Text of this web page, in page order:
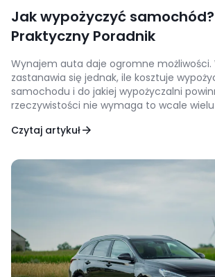
Jak wypożyczyć
Praktyczny Poradnik
Wynajem auta daje ogromne możliwości.
zastanawia się jednak, ile kosztuje
samochodu i do jakiej wypożyczalni
rzeczywistości nie wymaga to wcale
od ręki, choć oczywiście – jeśli masz taką
artykuł i przekonaj […]
Czytaj artykuł